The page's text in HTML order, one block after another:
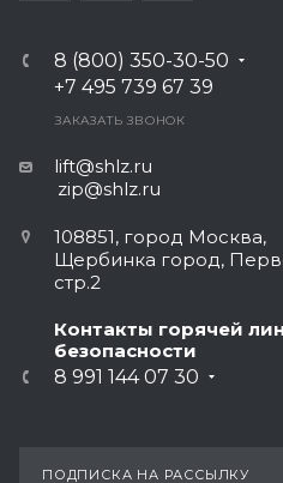
8 (800) 350-30-50
+7 495 739 67 39
ЗАКАЗАТЬ ЗВОНОК
lift@shlz.ru
zip@shlz.ru
108851, город Москва,
Щербинка город,
стр.2
Контакты горячей
безопасности
8 991 144 07 30
ПОДПИСКА НА РАССЫЛКУ